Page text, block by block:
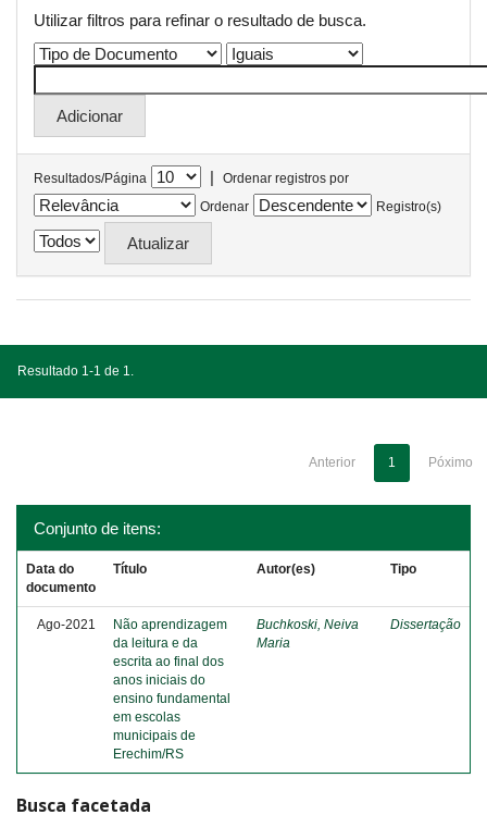
Utilizar filtros para refinar o resultado de busca.
Resultados/Página |
Ordenar registros por
Ordenar
Registro(s)
Resultado 1-1 de 1.
Anterior 1 Póximo
Conjunto de itens:
Data do
documento
Título Autor(es) Tipo
Ago-2021
Não aprendizagem
da leitura e da
escrita ao final dos
anos iniciais do
ensino fundamental
em escolas
municipais de
Erechim/RS
Buchkoski, Neiva
Maria
Dissertação
Busca facetada